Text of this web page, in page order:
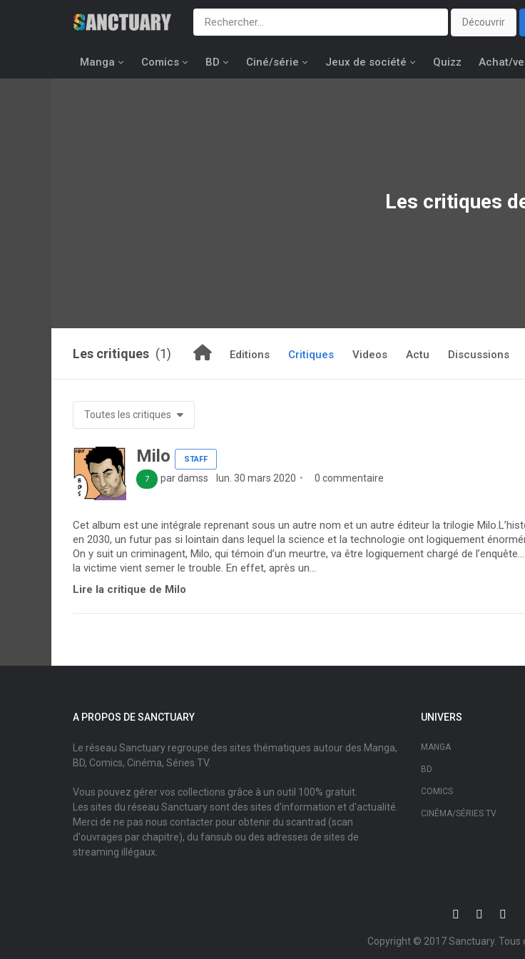
Découvrir
Manga Comics BD Ciné/série Jeux de société Quizz Achat/
Les critiques
Les critiques (1) Editions Critiques Videos Actu Discussions
Toutes les critiques
Milo STAFF
7 par damss lun. 30 mars 2020 0 commentaire
Cet album est une intégrale reprenant sous un autre nom et un autre éditeur la trilogie
en 2030, un futur pas si lointain dans lequel la science et la technologie ont logiquement
On y suit un criminagent, Milo, qui témoin d’un meurtre, va être logiquement chargé de
la victime vient semer le trouble. En effet, après un...
Lire la critique de Milo
A PROPOS DE SANCTUARY
Le réseau Sanctuary regroupe des sites thématiques autour des Manga,
BD, Comics, Cinéma, Séries TV.
Vous pouvez gérer vos collections grâce à un outil 100% gratuit.
Les sites du réseau Sanctuary sont des sites d'information et d'actualité.
Merci de ne pas nous contacter pour obtenir du scantrad (scan
d'ouvrages par chapitre), du fansub ou des adresses de sites de
streaming illégaux.
UNIVERS
MANGA
BD
COMICS
CINÉMA/SÉRIES TV
Copyright © 2017Sanctuary. Tous